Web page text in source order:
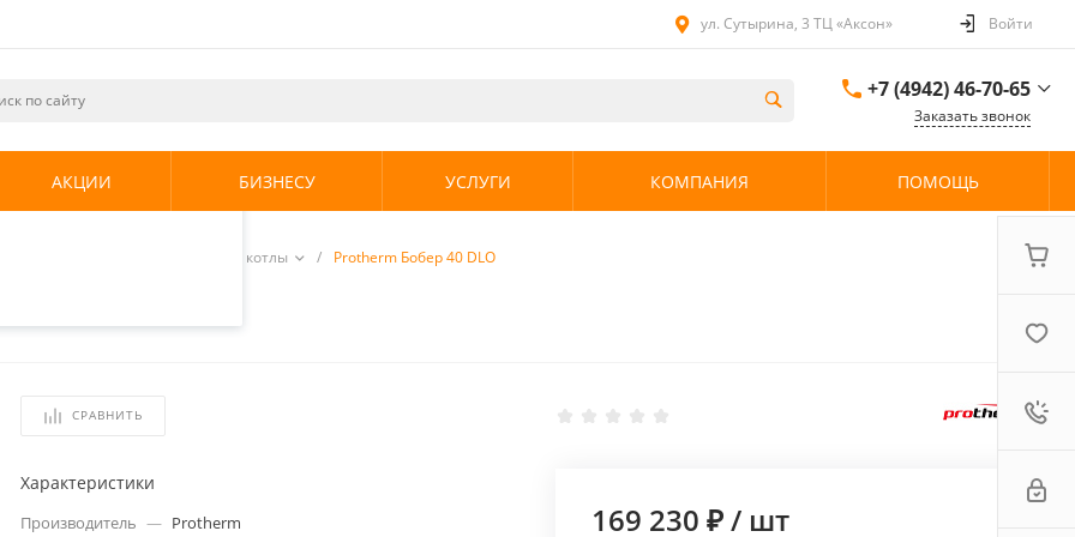
и
использования.
.
ул. Сутырина, 3 ТЦ «Аксон» Войти
+7 (4942) 46-70-65
ул. Сутырина, 3 ТЦ
Заказать звонок
АКЦИИ БИЗНЕСУ УСЛУГИ КОМПАНИЯ ПОМОЩЬ
Твердотопливные котлы / Protherm Бобер 40 DLO
СРАВНИТЬ
Характеристики
Производитель — Protherm
169 230 ₽/ шт